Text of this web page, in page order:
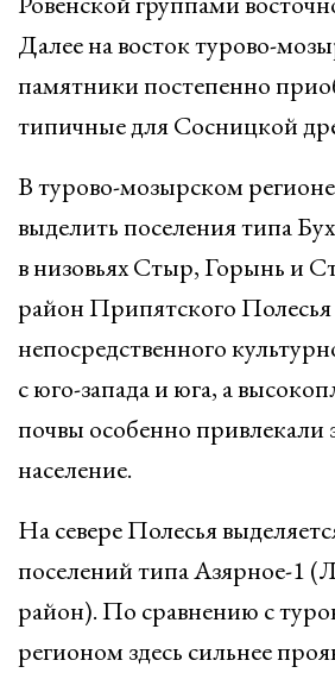
Далее на восток турово-
памятники постепенно
типичные для Сосницкой
В турово-мозырском регионе
выделить поселения типа
в низовьях Стыр, Горынь и
район Припятского
непосредственного
с юго-запада и юга, а
почвы особенно привлекали
население.
На севере Полесья
поселений типа Азярное-1
район). По сравнению с
регионом здесь сильнее